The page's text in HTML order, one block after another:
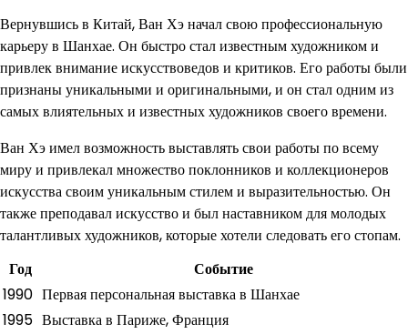
Вернувшись в Китай, Ван Хэ начал свою профессиональную
карьеру в Шанхае. Он быстро стал известным художником и
привлек внимание искусствоведов и критиков. Его работы были
признаны уникальными и оригинальными, и он стал одним из
самых влиятельных и известных художников своего времени.
Ван Хэ имел возможность выставлять свои работы по всему
миру и привлекал множество поклонников и коллекционеров
искусства своим уникальным стилем и выразительностью. Он
также преподавал искусство и был наставником для молодых
талантливых художников, которые хотели следовать его стопам.
Год
Событие
1990 Первая персональная выставка в Шанхае
1995 Выставка в Париже, Франция